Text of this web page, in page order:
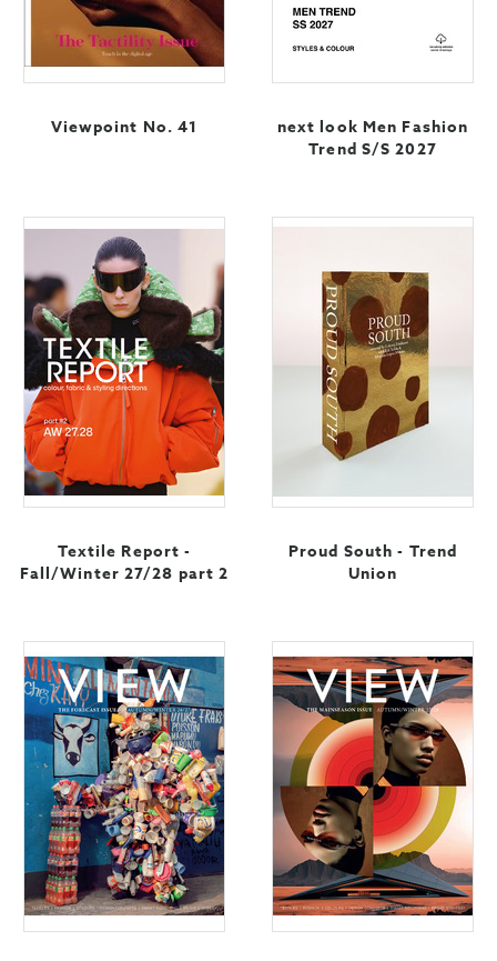
Viewpoint No. 41
next look Men Fashion
Trend S/S 2027
Textile Report -
Fall/Winter 27/28 part 2
Proud South - Trend
Union